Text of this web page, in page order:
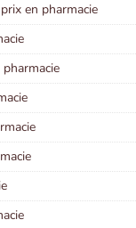
en pharmacie